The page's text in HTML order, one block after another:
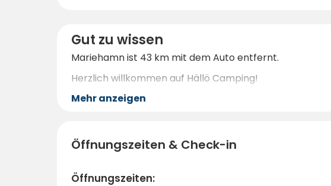
Gut zu wissen
Mariehamn ist 43 km mit dem Auto entfernt.
Herzlich willkommen auf Hällö Camping!
Mehr anzeigen
Öffnungszeiten & Check-in
Öffnungszeiten: